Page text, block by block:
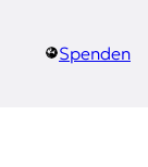
Spenden